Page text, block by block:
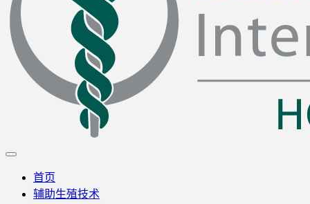
首页
辅助生殖技术